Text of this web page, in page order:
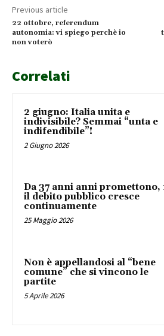
Previous article
22 ottobre, referendum
autonomia: vi spiego perchè io
non voterò
Correlati
2 giugno: Italia unita e
indivisibile? Semmai “unta e
indifendibile”!
2 Giugno 2026
Da 37 anni anni promettono,
il debito pubblico cresce
continuamente
25 Maggio 2026
Non è appellandosi al “bene
comune” che si vincono le
partite
5 Aprile 2026